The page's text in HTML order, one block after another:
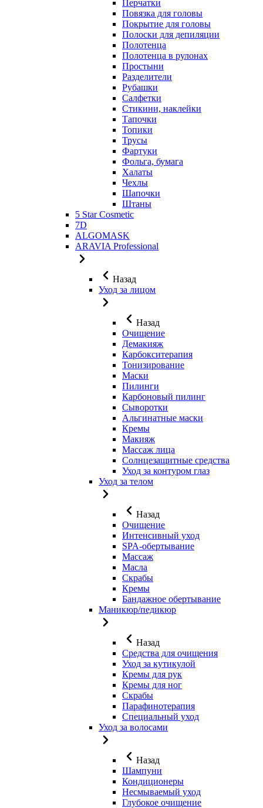
Перчатки
Повязка для головы
Покрытие для головы
Полоски для депиляции
Полотенца
Полотенца в рулонах
Простыни
Разделители
Рубашки
Салфетки
Стикини, наклейки
Тапочки
Топики
Трусы
Фартуки
Фольга, бумага
Халаты
Чехлы
Шапочки
Штаны
5 Star Cosmetic
7D
ALGOMASK
ARAVIA Professional
Назад
Уход за лицом
Назад
Очищение
Демакияж
Карбокситерапия
Тонизирование
Маски
Пилинги
Карбоновый пилинг
Сыворотки
Альгинатные маски
Кремы
Макияж
Массаж лица
Солнцезащитные средства
Уход за контуром глаз
Уход за телом
Назад
Очищение
Интенсивный уход
SPA-обертывание
Массаж
Масла
Скрабы
Кремы
Бандажное обертывание
Маникюр/педикюр
Назад
Средства для очищения
Уход за кутикулой
Кремы для рук
Кремы для ног
Скрабы
Парафинотерапия
Специальный уход
Уход за волосами
Назад
Шампуни
Кондиционеры
Несмываемый уход
Глубокое очищение